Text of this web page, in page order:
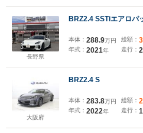
長野県
BRZ2.4 SSTiエアロパ
本体： 288.9万円
年式： 2021年
総額：
走行： 2
大阪府
BRZ2.4 S
本体： 283.8万円
年式： 2022年
総額：
走行：